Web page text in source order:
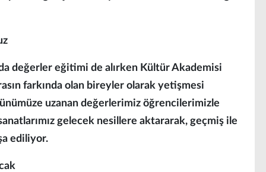
değerler eğitimi de alırken Kültür Akademisi
farkında olan bireyler olarak yetişmesi
uzanan değerlerimiz öğrencilerimizle
gelecek nesillere aktararak, geçmiş ile
ediliyor.